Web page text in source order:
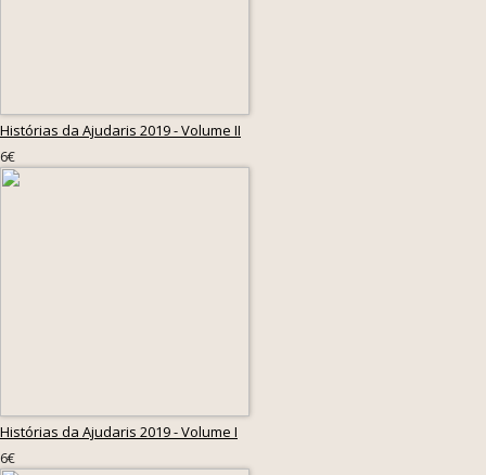
Histórias da Ajudaris 2019 - Volume II
6€
Histórias da Ajudaris 2019 - Volume I
6€